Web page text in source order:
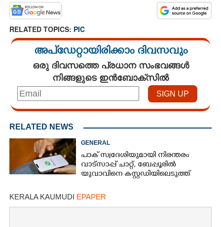
ZOOM
CONTACT US
RELATED TOPICS: PIC
അപ്ഡേറ്റായിരിക്കാം ദിവസവും
ഒരു ദിവസത്തെ പ്രധാന സംഭവങ്ങൾ
നിങ്ങളുടെ ഇൻബോക്സിൽ
RELATED NEWS
GENERAL
പാക് സ്വദേശിയുമായി നിരന്തരം
വാട്സാപ്പ് ചാറ്റ്,​ ബേപ്പൂരിൽ
യുവാവിനെ കസ്റ്റഡിയിലെടുത്ത്
KERALA KAUMUDI EPAPER